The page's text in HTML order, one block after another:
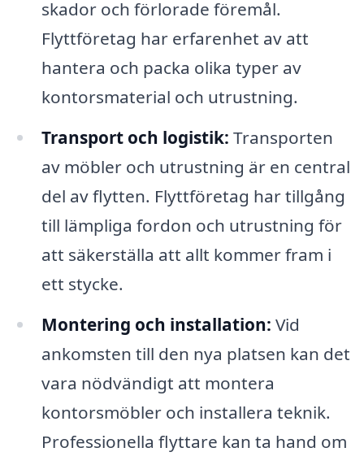
skador och förlorade föremål.
Flyttföretag har erfarenhet av att
hantera och packa olika typer av
kontorsmaterial och utrustning.
Transport och logistik: Transporten
av möbler och utrustning är en central
del av flytten. Flyttföretag har tillgång
till lämpliga fordon och utrustning för
att säkerställa att allt kommer fram i
ett stycke.
Montering och installation: Vid
ankomsten till den nya platsen kan det
vara nödvändigt att montera
kontorsmöbler och installera teknik.
Professionella flyttare kan ta hand om